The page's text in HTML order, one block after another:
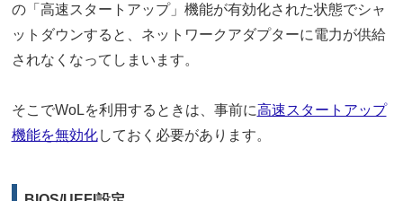
の「高速スタートアップ」機能が有効化された状態でシャ
ットダウンすると、ネットワークアダプターに電力が供給
されなくなってしまいます。
そこでWoLを利用するときは、事前に高速スタートアップ
機能を無効化しておく必要があります。